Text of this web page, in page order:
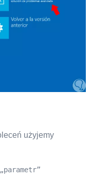
użyjemy